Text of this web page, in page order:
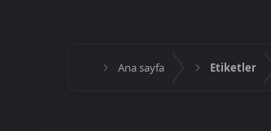
Ana sayfa Etiketler